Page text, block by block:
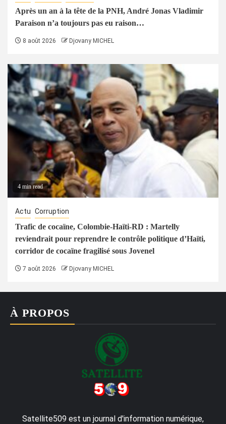
Après un an à la tête de la PNH, André Jonas Vladimir
Paraison n’a toujours pas eu raison…
8 août 2026 Djovany MICHEL
4 min read
Actu Corruption
Trafic de cocaïne, Colombie-Haïti-RD : Martelly
reviendrait pour reprendre le contrôle politique d’Haïti,
corridor de cocaïne fragilisé sous Jovenel
7 août 2026 Djovany MICHEL
À PROPOS
Satellite509 est un journal d'information numérique,